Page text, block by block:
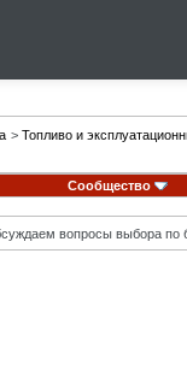
> Топливо и
Сообщество
вопросы выбора по